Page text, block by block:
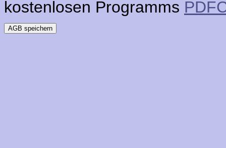
kostenlosen Programms
AGB speichern